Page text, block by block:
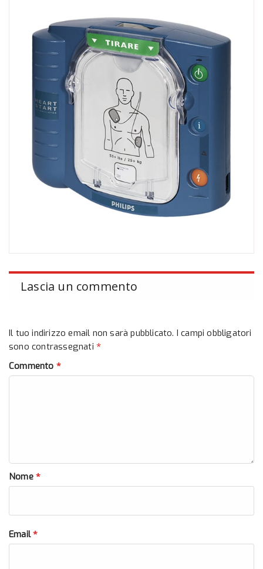
Lascia un commento
Il tuo indirizzo email non sarà pubblicato. I campi obbligatori
sono contrassegnati *
Commento *
Nome *
Email*